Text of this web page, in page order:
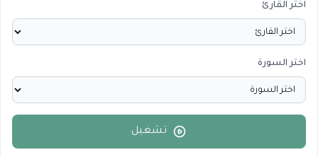
الدروس والخطب
الأقسام التقنية للكمبيوتر والنترنت 0
اختر القارئ
اختر السورة
تشغيل